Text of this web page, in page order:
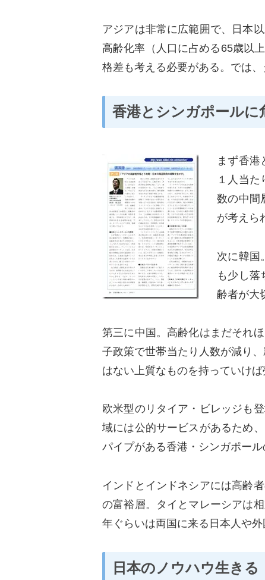
アジアは非常に広範囲で、日本
高齢化率（人口に占める 65歳以
格差も考える必要がある。では
香港とシンガポールに
まず香港
１人当た
数の中間
が考えら
次に韓国
も少し落
齢者が大
第三に中国。高齢化はまだそれ
子政策で世帯当たり人数が減り
はない上質なものを持っていけば
欧米型のリタイア・ビレッジも
域には公的サービスがあるため
パイプがある香港・シンガポール
インドとインドネシアには高齢
の富裕層。タイとマレーシアは
年ぐらいは両国に来る日本人や
日本のノウハウ生きる